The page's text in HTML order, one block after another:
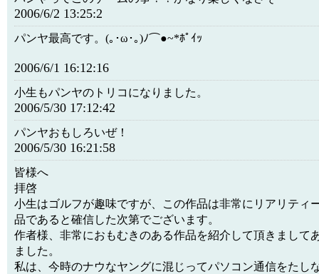
2006/6/2 13:25:2
パンヤ最高です。(｡･ω･｡)ﾉ⌒●~*ﾎﾟｲｯ
2006/6/1 16:12:16
小生もパンヤのトリコになりました。
2006/5/30 17:12:42
パンヤおもしろいぜ！
2006/5/30 16:21:58
皆様へ
拝啓
小生はゴルフが趣味ですが、この作品は非常にリアリティ
品であると確信した次第でございます。
作者様、非常におもむきのある作品を紹介して頂きまして
ました。
私は、今時のナウなヤングに混じってパソコン通信をたし